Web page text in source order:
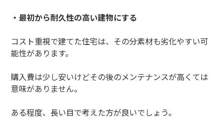
・最初から耐久性の高い建物にする
コスト重視で建てた住宅は、その分素材も劣化やすい可
能性があります。
購入費は少し安いけどその後のメンテナンスが高くては
意味がありません。
ある程度、長い目で考えた方が良いでしょう。